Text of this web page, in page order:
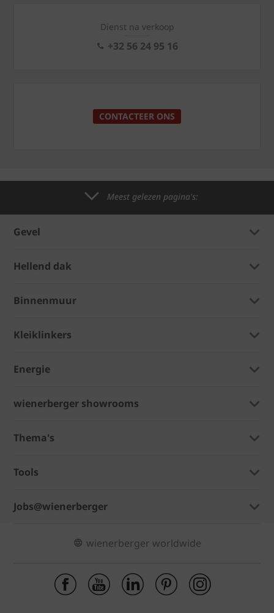
Dienst na verkoop
+32 56 24 95 16
CONTACTEER ONS
Meest gelezen pagina's:
Gevel
Hellend dak
Binnenmuur
Kleiklinkers
Energie
wienerberger showrooms
Thema's
Tools
Jobs@wienerberger
wienerberger worldwide